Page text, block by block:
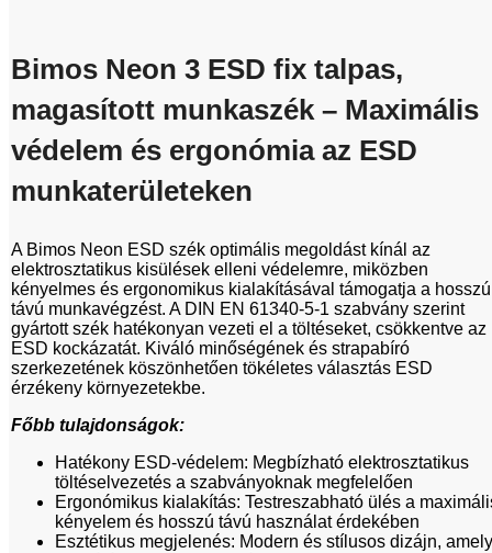
Bimos Neon 3 ESD fix talpas,
magasított munkaszék – Maximális
védelem és ergonómia az ESD
munkaterületeken
A Bimos Neon ESD szék optimális megoldást kínál az
elektrosztatikus kisülések elleni védelemre, miközben
kényelmes és ergonomikus kialakításával támogatja a hosszú
távú munkavégzést. A DIN EN 61340-5-1 szabvány szerint
gyártott szék hatékonyan vezeti el a töltéseket, csökkentve az
ESD kockázatát. Kiváló minőségének és strapabíró
szerkezetének köszönhetően tökéletes választás ESD
érzékeny környezetekbe.
Főbb tulajdonságok:
Hatékony ESD-védelem: Megbízható elektrosztatikus
töltéselvezetés a szabványoknak megfelelően
Ergonómikus kialakítás: Testreszabható ülés a
kényelem és hosszú távú használat érdekében
Esztétikus megjelenés: Modern és stílusos dizájn, amely